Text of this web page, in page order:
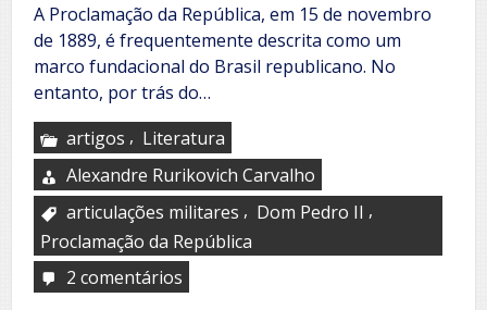
A Proclamação da República, em 15 de novembro
de 1889, é frequentemente descrita como um
marco fundacional do Brasil republicano. No
entanto, por trás do…
artigos , Literatura
Alexandre Rurikovich Carvalho
articulações militares , Dom Pedro II ,
Proclamação da República
2 comentários